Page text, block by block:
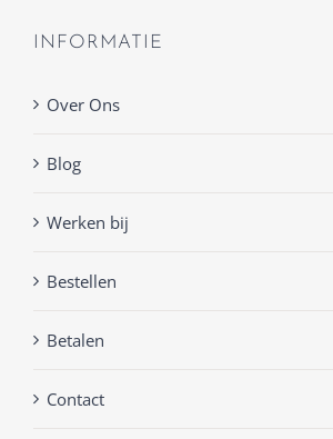
INFORMATIE
Over Ons
Blog
Werken bij
Bestellen
Betalen
Contact